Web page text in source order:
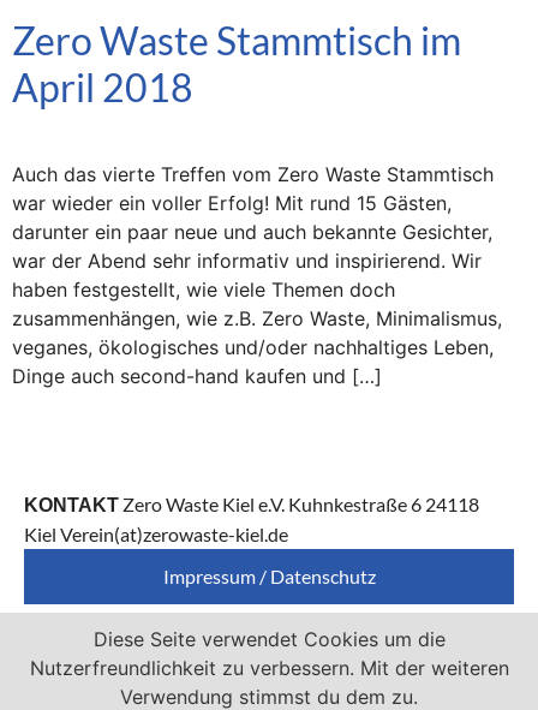
Zero Waste Stammtisch im
April 2018
Auch das vierte Treffen vom Zero Waste Stammtisch
war wieder ein voller Erfolg! Mit rund 15 Gästen,
darunter ein paar neue und auch bekannte Gesichter,
war der Abend sehr informativ und inspirierend. Wir
haben festgestellt, wie viele Themen doch
zusammenhängen, wie z.B. Zero Waste, Minimalismus,
veganes, ökologisches und/oder nachhaltiges Leben,
Dinge auch second-hand kaufen und […]
KONTAKT Zero Waste Kiel e.V. Kuhnkestraße 6 24118
Kiel Verein(at)zerowaste-kiel.de
Impressum / Datenschutz
Zero Waste Kiel e.V. ist Mitglied von
Diese Seite verwendet Cookies um die
Nutzerfreundlichkeit zu verbessern. Mit der weiteren
Verwendung stimmst du dem zu.